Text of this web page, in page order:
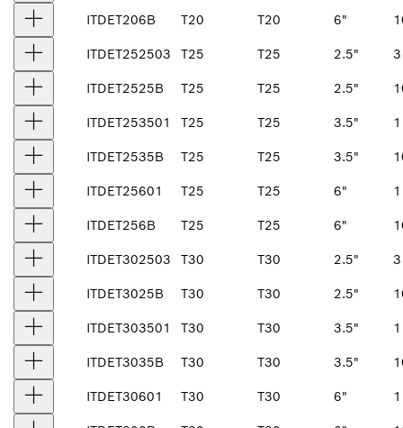
ITDET206B T20 T20 6"
ITDET252503 T25 T25 2.5" 3
ITDET2525B T25 T25 2.5"
ITDET253501 T25 T25 3.5" 1
ITDET2535B T25 T25 3.5"
ITDET25601 T25 T25 6" 1
ITDET256B T25 T25 6"
ITDET302503 T30 T30 2.5" 3
ITDET3025B T30 T30 2.5"
ITDET303501 T30 T30 3.5" 1
ITDET3035B T30 T30 3.5"
ITDET30601 T30 T30 6" 1